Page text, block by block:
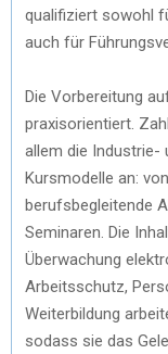
qualifiziert sowohl
auch für
Die Vorbereitung
praxisorientiert.
allem die Industrie-
Kursmodelle an:
berufsbegleitende
Seminaren. Die
Überwachung
Arbeitsschutz,
Weiterbildung
sodass sie das